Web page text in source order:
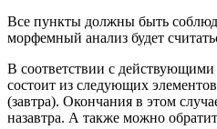
Все пункты должны быть
морфемный анализ будет
В соответствии с действующими
состоит из следующих
(завтра). Окончания в этом
назавтра. А также можно